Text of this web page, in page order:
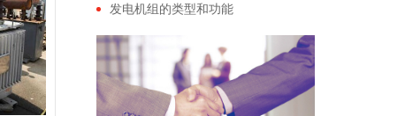
发电机组的类型和功能